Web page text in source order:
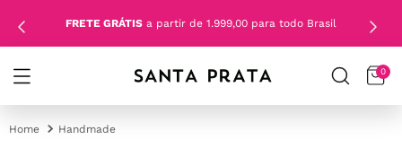
FRETE GRÁTIS a partir de 1.999,00 para todo Brasil
0
Handmade